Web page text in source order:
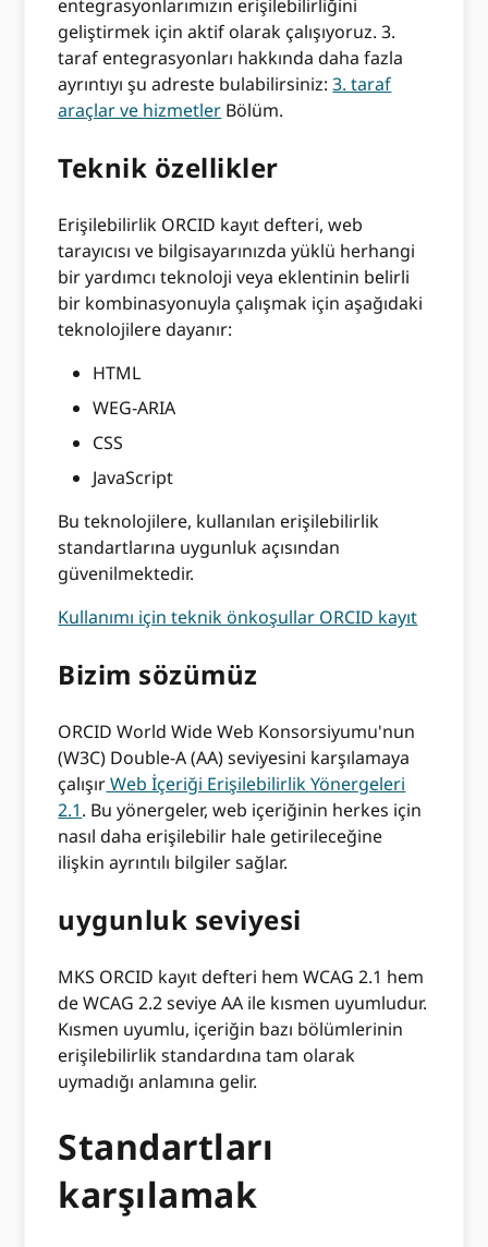
entegrasyonlarımızın erişilebilirliğini
geliştirmek için aktif olarak çalışıyoruz. 3.
taraf entegrasyonları hakkında daha fazla
ayrıntıyı şu adreste bulabilirsiniz:3. taraf
araçlar ve hizmetler Bölüm.
Teknik özellikler
Erişilebilirlik ORCID kayıt defteri, web
tarayıcısı ve bilgisayarınızda yüklü herhangi
bir yardımcı teknoloji veya eklentinin belirli
bir kombinasyonuyla çalışmak için aşağıdaki
teknolojilere dayanır:
HTML
WEG-ARIA
CSS
JavaScript
Bu teknolojilere, kullanılan erişilebilirlik
standartlarına uygunluk açısından
güvenilmektedir.
Kullanımı için teknik önkoşullar ORCID kayıt
Bizim sözümüz
ORCID World Wide Web Konsorsiyumu'nun
(W3C) Double-A (AA) seviyesini karşılamaya
çalışırWeb İçeriği Erişilebilirlik Yönergeleri
2.1. Bu yönergeler, web içeriğinin herkes için
nasıl daha erişilebilir hale getirileceğine
ilişkin ayrıntılı bilgiler sağlar.
uygunluk seviyesi
MKS ORCID kayıt defteri hem WCAG 2.1 hem
de WCAG 2.2 seviye AA ile kısmen uyumludur.
Kısmen uyumlu, içeriğin bazı bölümlerinin
erişilebilirlik standardına tam olarak
uymadığı anlamına gelir.
Standartları
karşılamak